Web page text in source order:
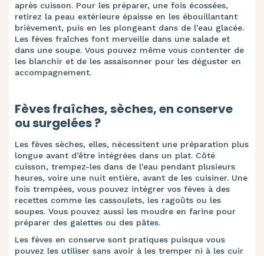
après cuisson. Pour les préparer, une fois écossées,
retirez la peau extérieure épaisse en les ébouillantant
brièvement, puis en les plongeant dans de l'eau glacée.
Les fèves fraîches font merveille dans une salade et
dans une soupe. Vous pouvez même vous contenter de
les blanchir et de les assaisonner pour les déguster en
accompagnement.
Fèves fraîches, sèches, en conserve
ou surgelées ?
Les fèves sèches, elles, nécessitent une préparation plus
longue avant d’être intégrées dans un plat. Côté
cuisson, trempez-les dans de l'eau pendant plusieurs
heures, voire une nuit entière, avant de les cuisiner. Une
fois trempées, vous pouvez intégrer vos fèves à des
recettes comme les cassoulets, les ragoûts ou les
soupes. Vous pouvez aussi les moudre en farine pour
préparer des galettes ou des pâtes.
Les fèves en conserve sont pratiques puisque vous
pouvez les utiliser sans avoir à les tremper ni à les cuir